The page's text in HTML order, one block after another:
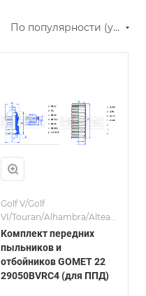
По популярности (убывание)
Golf V/Golf
VI/Touran/Alhambra/Altea/Toledo/
(8U) 2011-2018/Octavia
2/Superb 2/Leon (1P)/
Комплекты/Passat (B6/B7,
CC)/Tiguan I 08-15/A3 (8P)
Комплект передних
пыльников и
отбойников GOMET 22
29050BVRC4 (для ППД)